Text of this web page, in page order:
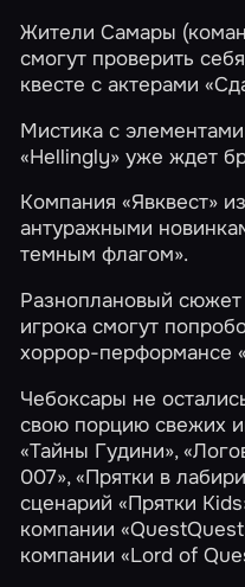
Жители Самары
смогут проверить
квесте с актерами
Мистика с
«Hellingly» уже ждет
Компания«Явквест»
антуражными
темным флагом».
Разноплановый
игрока смогут
хоррор-перформансе
Чебоксары не
свою порцию свежих
«Тайны Гудини»,
007»,«Прятки в
сценарий«Прятки
компании
компании«Lord of